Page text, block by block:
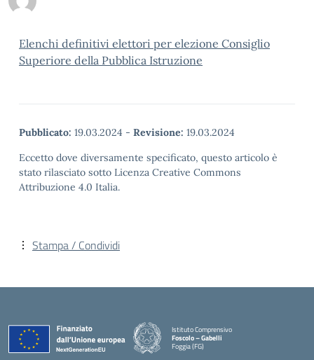
Elenchi definitivi elettori per elezione Consiglio
Superiore della Pubblica Istruzione
Pubblicato: 19.03.2024 - Revisione: 19.03.2024
Eccetto dove diversamente specificato, questo articolo è
stato rilasciato sotto Licenza Creative Commons
Attribuzione 4.0 Italia.
Stampa / Condividi
Istituto Comprensivo
Foscolo – Gabelli
Foggia (FG)
— Visita la pagina iniziale della scuola